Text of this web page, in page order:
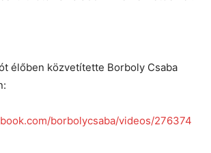
élőben közvetítette Borboly Csaba
borbolycsaba/videos/276374